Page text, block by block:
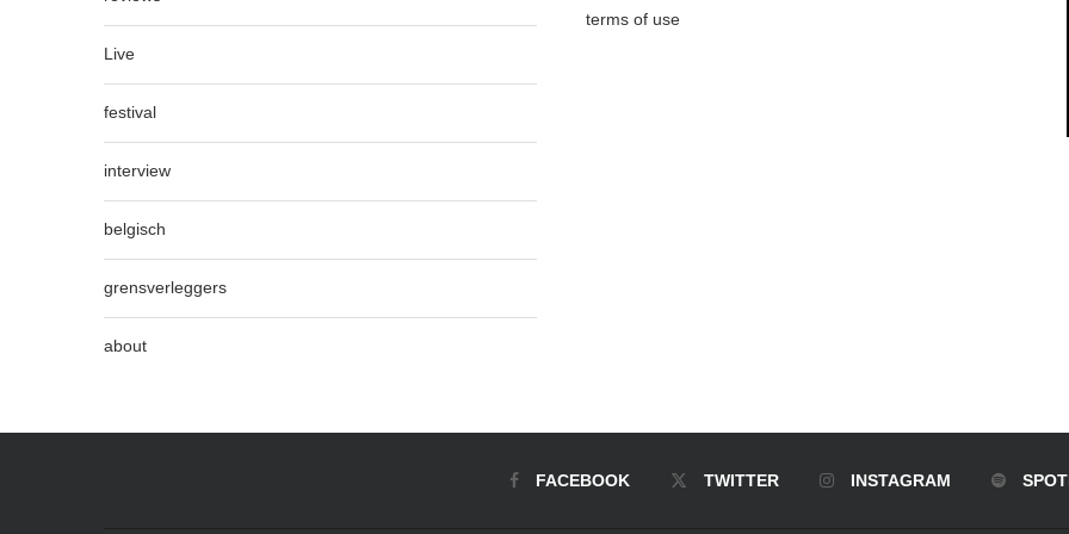
Live
festival
interview
belgisch
grensverleggers
about
terms of use
FACEBOOK TWITTER INSTAGRAM